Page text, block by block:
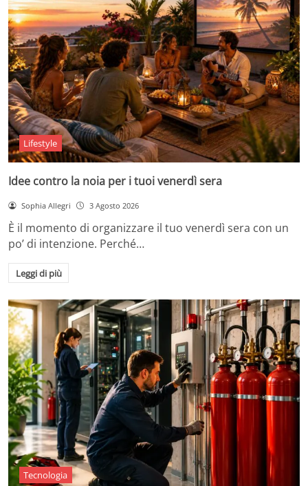
Lifestyle
Idee contro la noia per i tuoi venerdì sera
Sophia Allegri 3 Agosto 2026
È il momento di organizzare il tuo venerdì sera con un
po’ di intenzione. Perché…
Leggi di più
Tecnologia